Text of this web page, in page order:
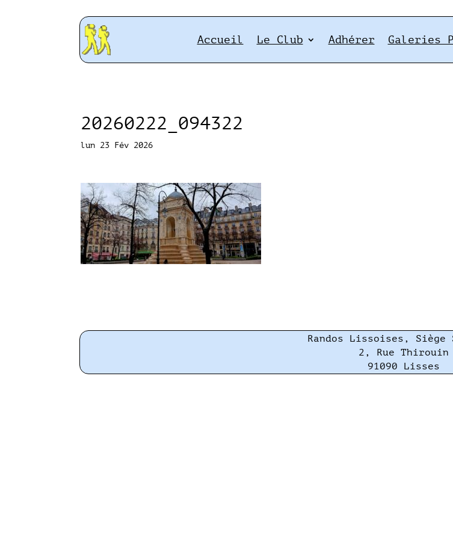
Accueil Le Club Adhérer Galeries
20260222_094322
lun 23 Fév 2026
Randos Lissoises,
2, Rue Thirouin
91090 Lisses